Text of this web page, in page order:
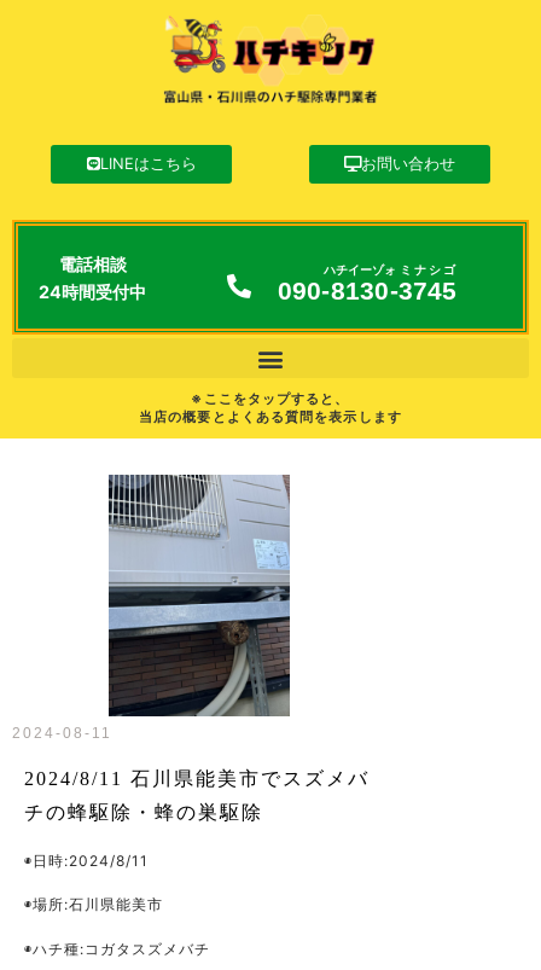
LINEはこちら お問い合わせ
電話相談
24時間受付中
090-8130
ハチイーゾォ
-3745
ミナシゴ
※ここをタップすると、
当店の概要とよくある質問を表示します
2024-08-11
2024/8/11 石川県能美市でスズメバ
チの蜂駆除・蜂の巣駆除
◉日時:2024/8/11
◉場所:石川県能美市
◉ハチ種:コガタスズメバチ